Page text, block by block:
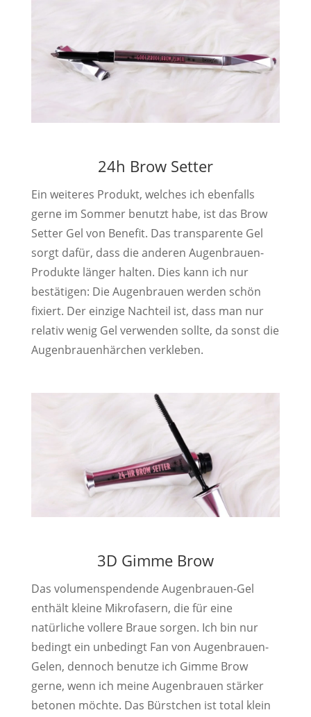
24h Brow Setter
Ein weiteres Produkt, welches ich ebenfalls
gerne im Sommer benutzt habe, ist das Brow
Setter Gel von Benefit. Das transparente Gel
sorgt dafür, dass die anderen Augenbrauen-
Produkte länger halten. Dies kann ich nur
bestätigen: Die Augenbrauen werden schön
fixiert. Der einzige Nachteil ist, dass man nur
relativ wenig Gel verwenden sollte, da sonst die
Augenbrauenhärchen verkleben.
3D Gimme Brow
Das volumenspendende Augenbrauen-Gel
enthält kleine Mikrofasern, die für eine
natürliche vollere Braue sorgen. Ich bin nur
bedingt ein unbedingt Fan von Augenbrauen-
Gelen, dennoch benutze ich Gimme Brow
gerne, wenn ich meine Augenbrauen stärker
betonen möchte. Das Bürstchen ist total klein